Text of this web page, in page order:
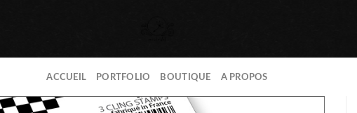
ACCUEIL PORTFOLIO BOUTIQUE A PROPOS